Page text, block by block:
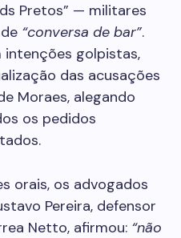
Pretos” — militares
“conversa de bar”.
intenções golpistas,
das acusações
Moraes, alegando
os pedidos
orais, os advogados
Pereira, defensor
Netto, afirmou: “não